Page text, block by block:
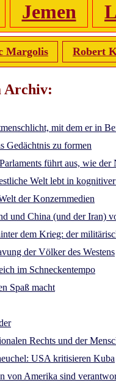
Jemen
Margolis Robert
Archiv:
mit dem er in
Gedächtnis zu formen
führt aus, wie
Welt lebt in
der Konzernmedien
und China (und der Iran)
dem Krieg: der
der Völker des Westens
im Schneckentempo
Spaß macht
Rechts und der
USA kritisieren Kuba
von Amerika sind